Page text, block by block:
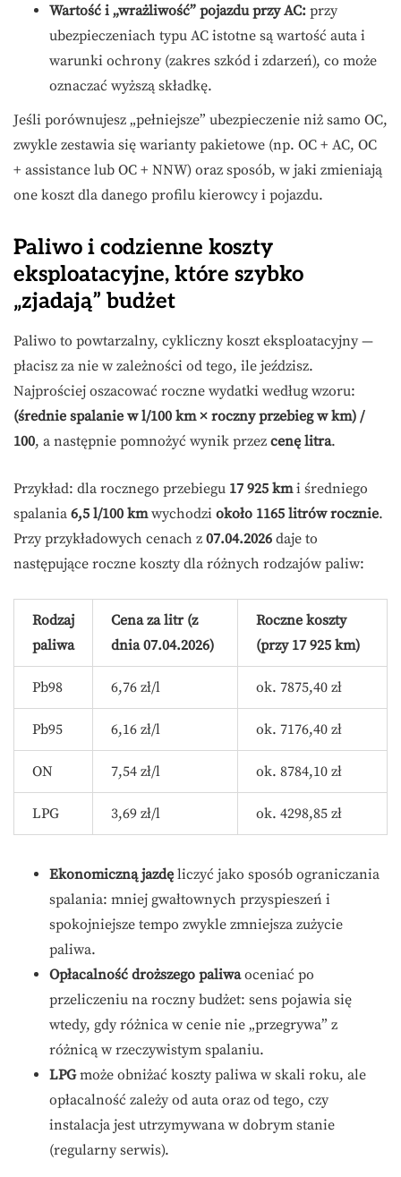
Wartość i „wrażliwość” pojazdu przy AC: przy
ubezpieczeniach typu AC istotne są wartość auta i
warunki ochrony (zakres szkód i zdarzeń), co może
oznaczać wyższą składkę.
Jeśli porównujesz „pełniejsze” ubezpieczenie niż samo OC,
zwykle zestawia się warianty pakietowe (np. OC + AC, OC
+ assistance lub OC + NNW) oraz sposób, w jaki zmieniają
one koszt dla danego profilu kierowcy i pojazdu.
Paliwo i codzienne koszty
eksploatacyjne, które szybko
„zjadają” budżet
Paliwo to powtarzalny, cykliczny koszt eksploatacyjny —
płacisz za nie w zależności od tego, ile jeździsz.
Najprościej oszacować roczne wydatki według wzoru:
(średnie spalanie w l/100 km × roczny przebieg w km) /
100, a następnie pomnożyć wynik przez cenę litra.
Przykład: dla rocznego przebiegu 17 925 kmi średniego
spalania 6,5 l/100 kmwychodzi około 1165 litrów rocznie.
Przy przykładowych cenach z 07.04.2026 daje to
następujące roczne koszty dla różnych rodzajów paliw:
Rodzaj
paliwa
Cena za litr (z
dnia 07.04.2026)
Roczne koszty
(przy 17 925 km)
Pb98 6,76 zł/l ok. 7875,40 zł
Pb95 6,16 zł/l ok. 7176,40 zł
ON 7,54 zł/l ok. 8784,10 zł
LPG 3,69 zł/l ok. 4298,85 zł
Ekonomiczną jazdę liczyć jako sposób ograniczania
spalania: mniej gwałtownych przyspieszeń i
spokojniejsze tempo zwykle zmniejsza zużycie
paliwa.
Opłacalność droższego paliwaoceniać po
przeliczeniu na roczny budżet: sens pojawia się
wtedy, gdy różnica w cenie nie „przegrywa” z
różnicą w rzeczywistym spalaniu.
LPGmoże obniżać koszty paliwa w skali roku, ale
opłacalność zależy od auta oraz od tego, czy
instalacja jest utrzymywana w dobrym stanie
(regularny serwis).